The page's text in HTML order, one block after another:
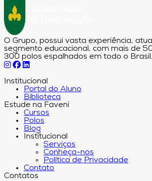
O Grupo, possui vasta experiência,
segmento educacional, com mais de
300 polos espalhados em todo o Brasil.
Institucional
Portal do Aluno
Biblioteca
Estude na Faveni
Cursos
Polos
Blog
Institucional
Serviços
Conheça-nos
Política de Privacidade
Contato
Contatos